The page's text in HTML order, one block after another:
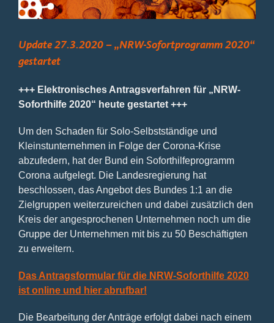
Update 27.3.2020 – „NRW-Sofortprogramm 2020“
gestartet
+++ Elektronisches Antragsverfahren für „NRW-
Soforthilfe 2020“ heute gestartet +++
Um den Schaden für Solo-Selbstständige und
Kleinstunternehmen in Folge der Corona-Krise
abzufedern, hat der Bund ein Soforthilfeprogramm
Corona aufgelegt. Die Landesregierung hat
beschlossen, das Angebot des Bundes 1:1 an die
Zielgruppen weiterzureichen und dabei zusätzlich den
Kreis der angesprochenen Unternehmen noch um die
Gruppe der Unternehmen mit bis zu 50 Beschäftigten
zu erweitern.
Das Antragsformular für die NRW-Soforthilfe 2020
ist online und hier abrufbar!
Die Bearbeitung der Anträge erfolgt dabei nach einem